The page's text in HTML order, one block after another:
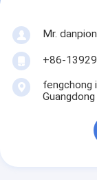
Mr.
+86-
fengchong